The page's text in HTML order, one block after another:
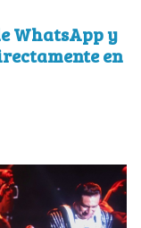
WhatsApp y
en